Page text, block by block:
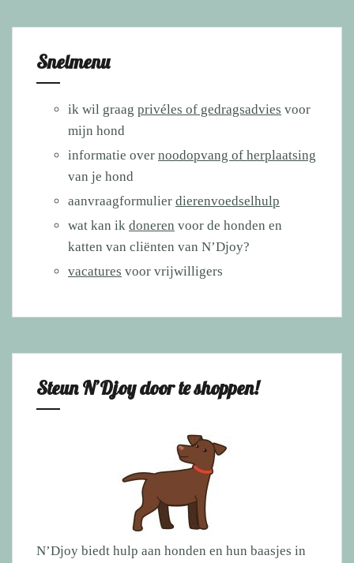
Snelmenu
ik wil graag privéles of gedragsadvies voor
mijn hond
informatie over noodopvang of herplaatsing
van je hond
aanvraagformulier dierenvoedselhulp
wat kan ik doneren voor de honden en
katten van cliënten van N’Djoy?
vacatures voor vrijwilligers
Steun N’Djoy door te shoppen!
N’Djoy biedt hulp aan honden en hun baasjes in